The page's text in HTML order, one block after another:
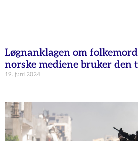
Løgnanklagen om
norske mediene bruker den
19. juni 2024